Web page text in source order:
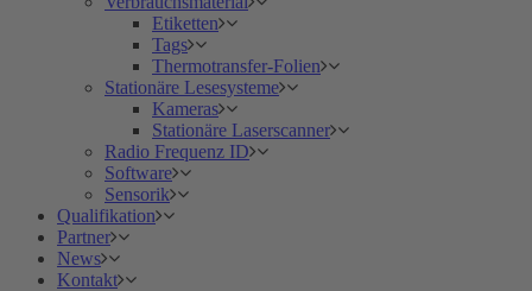
Etiketten
Tags
Thermotransfer-Folien
Stationäre Lesesysteme
Kameras
Stationäre Laserscanner
Radio Frequenz ID
Software
Sensorik
Qualifikation
Partner
News
Kontakt